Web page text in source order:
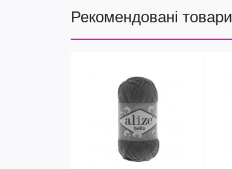
Рекомендовані товари